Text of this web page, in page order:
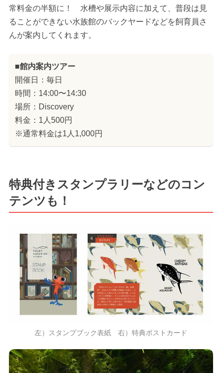
常料金の半額に！ 水槽や展示内容に加えて、普段は見
ることができない水族館のバックヤードなどを飼育員さ
んが案内してくれます。
■館内案内ツアー
開催日：毎日
時間：14:00〜14:30
場所：Discovery
料金：1人500円
※通常料金は1人1,000円
特典付きスタンプラリーなどのコン
テンツも！
左）スタンプブック表紙 右）特典ポストカード